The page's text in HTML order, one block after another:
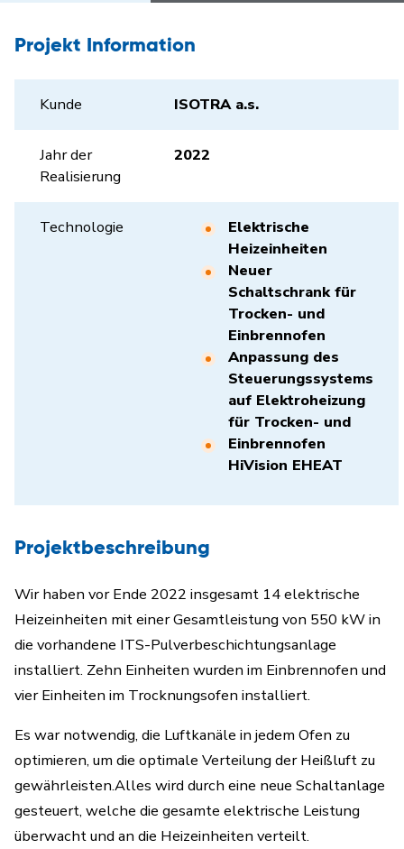
Projekt Information
Kunde ISOTRA a.s.
Jahr der
Realisierung
2022
Technologie
Elektrische
Heizeinheiten
Neuer
Schaltschrank für
Trocken- und
Einbrennofen
Anpassung des
Steuerungssystems
auf Elektroheizung
für Trocken- und
Einbrennofen
HiVision EHEAT
Projektbeschreibung
Wir haben vor Ende 2022 insgesamt 14 elektrische
Heizeinheiten mit einer Gesamtleistung von 550 kW in
die vorhandene ITS-Pulverbeschichtungsanlage
installiert. Zehn Einheiten wurden im Einbrennofen und
vier Einheiten im Trocknungsofen installiert.
Es war notwendig, die Luftkanäle in jedem Ofen zu
optimieren, um die optimale Verteilung der Heißluft zu
gewährleisten.Alles wird durch eine neue Schaltanlage
gesteuert, welche die gesamte elektrische Leistung
überwacht und an die Heizeinheiten verteilt.